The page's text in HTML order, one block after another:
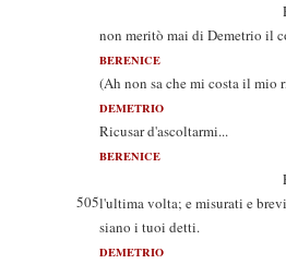
Rigor sì
non meritò mai di Demetrio il
BERENICE
(Ah non sa che mi costa il mio
DEMETRIO
Ricusar d'ascoltarmi...
BERENICE
E ben, sia
505l'ultima volta; e misurati e brevi
siano i tuoi detti.
DEMETRIO